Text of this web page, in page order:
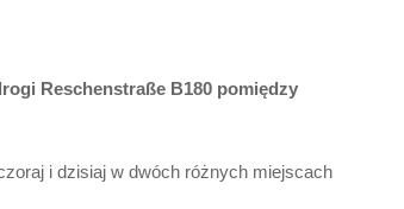
Reschenstraße B180 pomiędzy
i dzisiaj w dwóch różnych miejscach